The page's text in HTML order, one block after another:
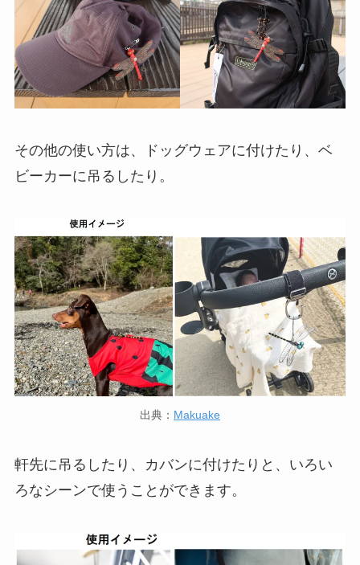
その他の使い方は、ドッグウェアに付けたり、ベ
ビーカーに吊るしたり。
出典： Makuake
軒先に吊るしたり、カバンに付けたりと、いろい
ろなシーンで使うことができます。